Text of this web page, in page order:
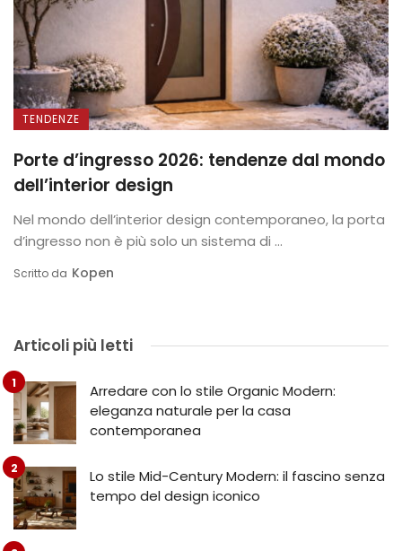
TENDENZE
Porte d’ingresso 2026: tendenze dal mondo
dell’interior design
Nel mondo dell’interior design contemporaneo, la porta
d’ingresso non è più solo un sistema di ...
Scritto da Kopen
Articoli più letti
Arredare con lo stile Organic Modern:
eleganza naturale per la casa
contemporanea
Lo stile Mid-Century Modern: il fascino senza
tempo del design iconico